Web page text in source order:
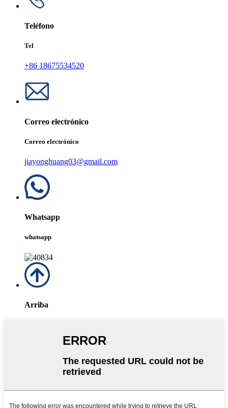
Teléfono
Tel
+86 18675534520
Correo electrónico
Correo electrónico
jiayonghuang03@gmail.com
Whatsapp
whatsapp
Arriba